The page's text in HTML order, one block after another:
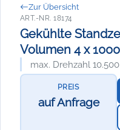
Zur Übersicht
ART.-NR. 18174
Gekühlte
Volumen 4 x
max. Drehzahl
PREIS
auf Anfrage